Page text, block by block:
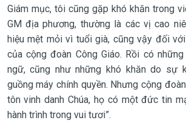
Giám mục, tôi cũng gặp khó khăn trong
GM địa phương, thường là các vị cao
hiệu mệt mỏi vì tuổi già, cũng vậy đối
của cộng đoàn Công Giáo. Rồi có
ngữ, cũng như những khó khăn do sự
guồng máy chính quyền. Nhưng cộng
tôn vinh danh Chúa, họ có một đức tin
hành trình trong vui tươi”.